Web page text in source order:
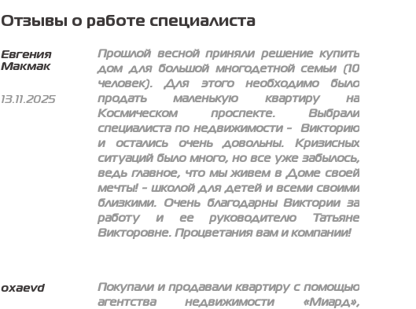
Отзывы о работе специалиста
Евгения
Макмак
13.11.2025
Прошлой весной приняли решение купить
дом для большой многодетной семьи (10
человек). Для этого необходимо было
продать маленькую квартиру на
Космическом проспекте. Выбрали
специалиста по недвижимости - Викторию
и остались очень довольны. Кризисных
ситуаций было много, но все уже забылось,
ведь главное, что мы живем в Доме своей
мечты! - школой для детей и всеми своими
близкими. Очень благодарны Виктории за
работу и ее руководителю Татьяне
Викторовне. Процветания вам и компании!
oxaevd
Покупали и продавали квартиру с помощью
агентства недвижимости «Миард»,